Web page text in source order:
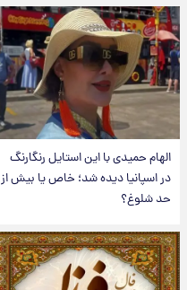
الهام حمیدی با این استایل رنگارنگ
در اسپانیا دیده شد؛ خاص یا بیش از
حد شلوغ؟